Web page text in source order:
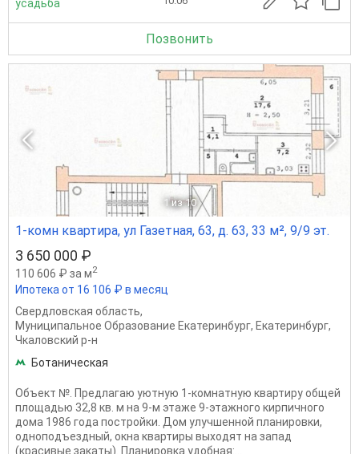
усадьба
Позвонить
1 из 10
1-комн квартира, ул Газетная, 63, д. 63, 33 м², 9/9 эт.
3 650 000 ₽
110 606 ₽ за м2
Ипотека от 16 106 ₽ в месяц
Свердловская область,
Муниципальное Образование Екатеринбург, Екатеринбург,
Чкаловский р-н
Ботаническая
Объект №. Предлагаю уютную 1‑комнатную квартиру общей
площадью 32,8 кв. м на 9‑м этаже 9‑этажного кирпичного
дома 1986 года постройки. Дом улучшенной планировки,
одноподъездный, окна квартиры выходят на запад
(красивые закаты). Планировка удобная:...